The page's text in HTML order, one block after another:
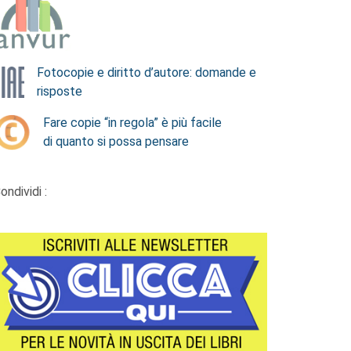
Fotocopie e diritto d’autore: domande e
risposte
Fare copie “in regola” è più facile
di quanto si possa pensare
: